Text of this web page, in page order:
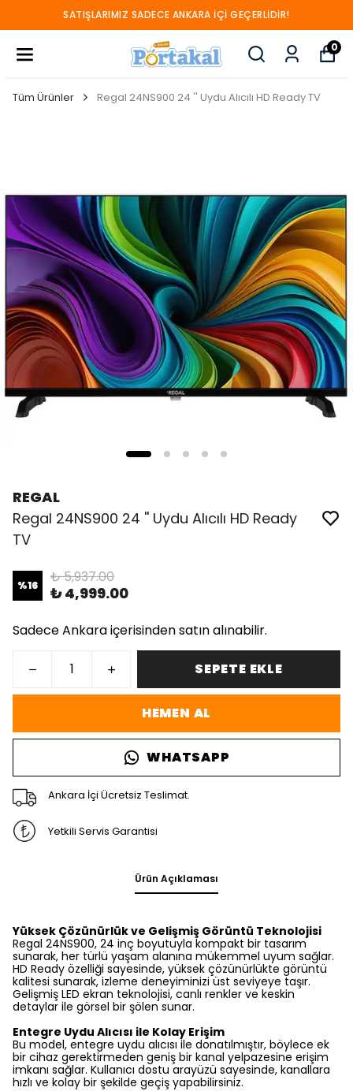
SATIŞLARIMIZ SADECE ANKARA İÇİ GEÇERLİDİR!
0
Tüm Ürünler Regal 24NS900 24 '' Uydu Alıcılı HD Ready TV
REGAL
Regal 24NS900 24 '' Uydu Alıcılı HD Ready
TV
%16 ₺ 5,937.00
₺ 4,999.00
Sadece Ankara içerisinden satın alınabilir.
SEPETE EKLE
HEMEN AL
WHATSAPP
Ankara İçi Ücretsiz Teslimat.
Yetkili Servis Garantisi
Ürün Açıklaması
Yüksek Çözünürlük ve Gelişmiş Görüntü Teknolojisi
Regal 24NS900, 24 inç boyutuyla kompakt bir tasarım
sunarak, her türlü yaşam alanına mükemmel uyum sağlar.
HD Ready özelliği sayesinde, yüksek çözünürlükte görüntü
kalitesi sunarak, izleme deneyiminizi üst seviyeye taşır.
Gelişmiş LED ekran teknolojisi, canlı renkler ve keskin
detaylar ile görsel bir şölen sunar.
Entegre Uydu Alıcısı ile Kolay Erişim
Bu model, entegre uydu alıcısı ile donatılmıştır, böylece ek
bir cihaz gerektirmeden geniş bir kanal yelpazesine erişim
imkanı sağlar. Kullanıcı dostu arayüzü sayesinde, kanallara
hızlı ve kolay bir şekilde geçiş yapabilirsiniz.